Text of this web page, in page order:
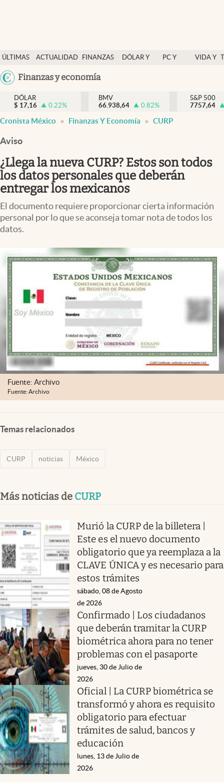
ÚLTIMAS
NOTICIAS
ACTUALIDAD
FINANZAS
DÓLAR Y
PC Y
VIDA Y
México
Finanzas y economía
Actualidad
Finanzas y economía
Dólar y mercados
Pc y celular
Vida y estilo
Tv
Clima
Mediakit
abre en nueva pestaña
México
DÓLAR
$ 17,16 0.22%
BMV
66.938,64
0.82%
S&P 500
7757,64
Cronista México Finanzas Y Economía CURP
Aviso
¿Llega la nueva CURP? Estos son todos
los datos personales que deberán
entregar los mexicanos
El documento requiere proporcionar cierta información
personal por lo que se aconseja tomar nota de todos los
datos.
Fuente: Archivo
Fuente: Archivo
Temas relacionados
CURP noticias México
Más noticias de CURP
Murió la CURP de la billetera |
Este es el nuevo documento
obligatorio que ya reemplaza a la
CLAVE ÚNICA y es necesario para
estos trámites
sábado, 08 de Agosto
de 2026
Confirmado | Los ciudadanos
que deberán tramitar la CURP
biométrica ahora para no tener
problemas con el pasaporte
jueves, 30 de Julio de
2026
Oficial | La CURP biométrica se
transformó y ahora es requisito
obligatorio para efectuar
trámites de salud, bancos y
educación
lunes, 13 de Julio de
2026